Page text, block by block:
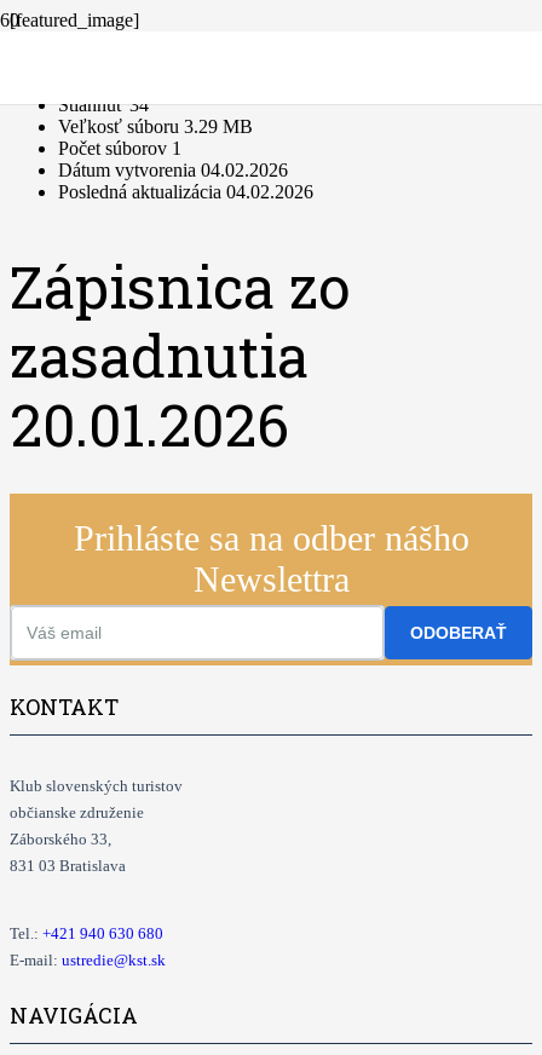
[featured_image]
Stiahnuť34
Veľkosť súboru 3.29 MB
Počet súborov 1
Dátum vytvorenia 04.02.2026
Posledná aktualizácia 04.02.2026
Zápisnica zo
zasadnutia
20.01.2026
Prihláste sa na odber nášho
Newslettra
ODOBERAŤ
KONTAKT
Klub slovenských turistov
občianske združenie
Záborského 33,
831 03 Bratislava
Tel.: +421 940 630 680
E-mail: ustredie@kst.sk
NAVIGÁCIA